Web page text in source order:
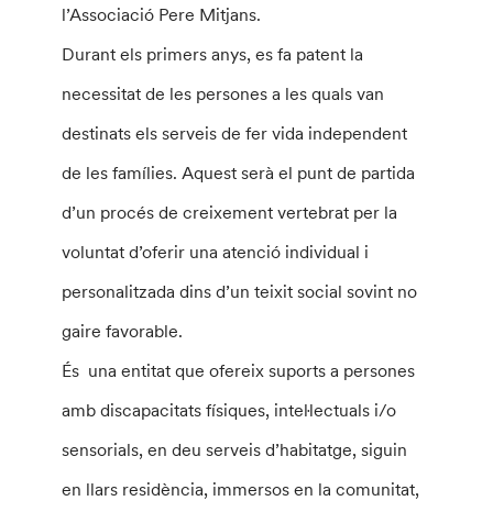
l’Associació Pere Mitjans.
Durant els primers anys, es fa patent la
necessitat de les persones a les quals van
destinats els serveis de fer vida independent
de les famílies. Aquest serà el punt de partida
d’un procés de creixement vertebrat per la
voluntat d’oferir una atenció individual i
personalitzada dins d’un teixit social sovint no
gaire favorable.
És una entitat que ofereix suports a persones
amb discapacitats físiques, inteŀlectuals i/o
sensorials, en deu serveis d’habitatge, siguin
en llars residència, immersos en la comunitat,